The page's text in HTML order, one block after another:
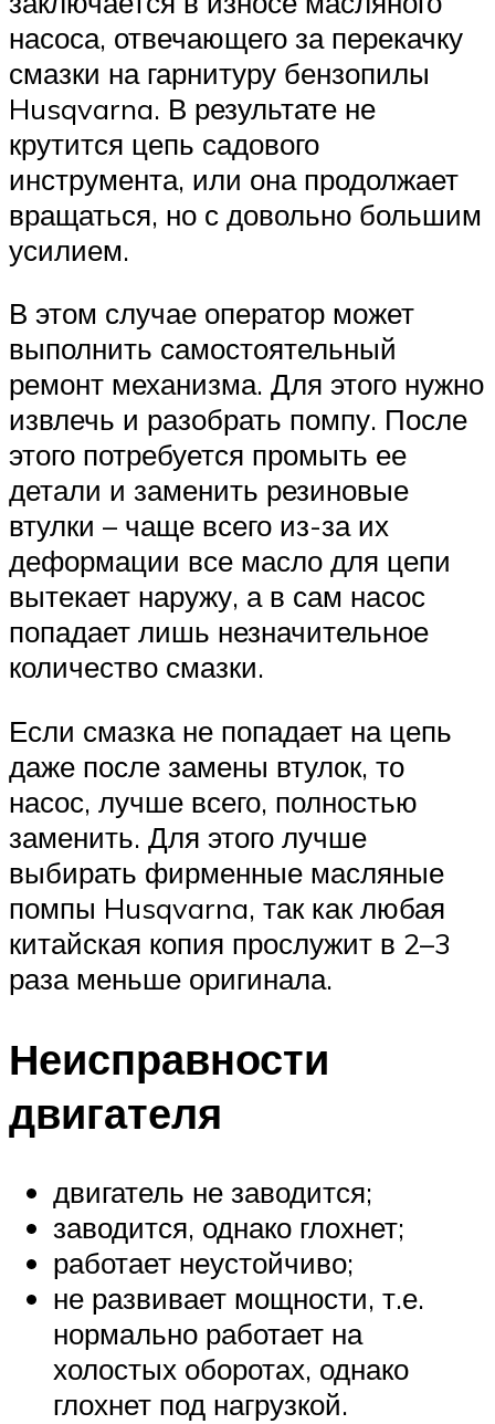
насоса, отвечающего за перекачку
смазки на гарнитуру бензопилы
Husqvarna. В результате не
крутится цепь садового
инструмента, или она продолжает
вращаться, но с довольно большим
усилием.
В этом случае оператор может
выполнить самостоятельный
ремонт механизма. Для этого нужно
извлечь и разобрать помпу. После
этого потребуется промыть ее
детали и заменить резиновые
втулки – чаще всего из-за их
деформации все масло для цепи
вытекает наружу, а в сам насос
попадает лишь незначительное
количество смазки.
Если смазка не попадает на цепь
даже после замены втулок, то
насос, лучше всего, полностью
заменить. Для этого лучше
выбирать фирменные масляные
помпы Husqvarna, так как любая
китайская копия прослужит в 2–3
раза меньше оригинала.
Неисправности
двигателя
двигатель не заводится;
заводится, однако глохнет;
работает неустойчиво;
не развивает мощности, т.е.
нормально работает на
холостых оборотах, однако
глохнет под нагрузкой.